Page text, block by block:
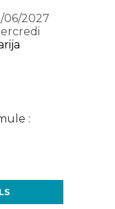
06/2027
: